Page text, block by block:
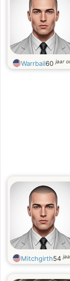
Warrbail60jaar
Mitchgirth54